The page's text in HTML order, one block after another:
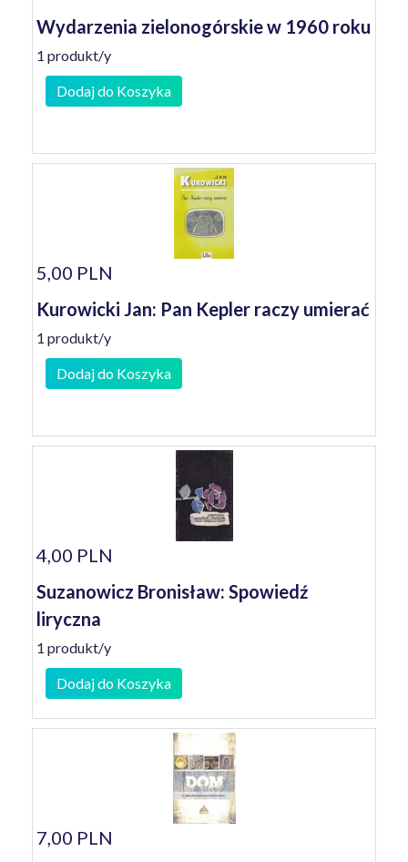
Wydarzenia zielonogórskie w 1960 roku
1 produkt/y
Dodaj do Koszyka
5,00 PLN
Kurowicki Jan: Pan Kepler raczy umierać
1 produkt/y
Dodaj do Koszyka
4,00 PLN
Suzanowicz Bronisław: Spowiedź
liryczna
1 produkt/y
Dodaj do Koszyka
7,00 PLN